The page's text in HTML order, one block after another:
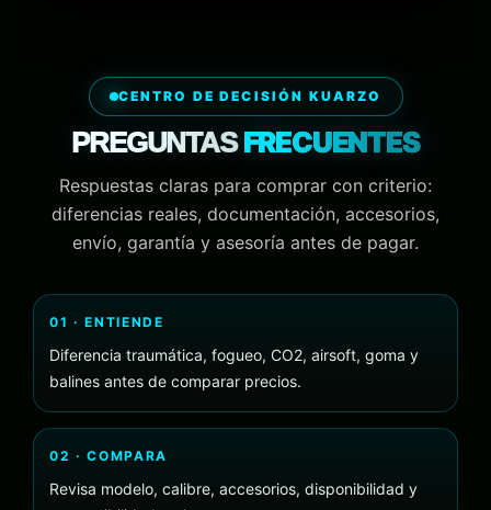
CENTRO DE DECISIÓN KUARZO
PREGUNTASFRECUENTES
Respuestas claras para comprar con criterio:
diferencias reales, documentación, accesorios,
envío, garantía y asesoría antes de pagar.
01 · ENTIENDE
Diferencia traumática, fogueo, CO2, airsoft, goma y
balines antes de comparar precios.
02 · COMPARA
Revisa modelo, calibre, accesorios, disponibilidad y